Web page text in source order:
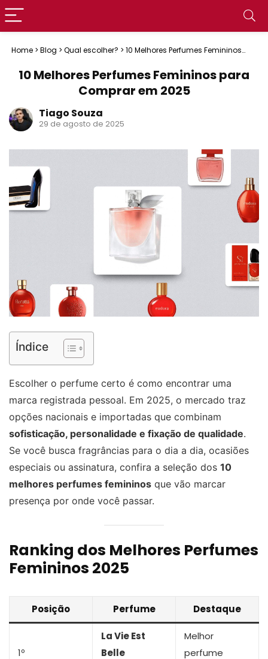
Home > Blog > Qual escolher? > 10 Melhores Perfumes Femininos
10 Melhores Perfumes Femininos para
Comprar em 2025
Tiago Souza
29 de agosto de 2025
Índice
Escolher o perfume certo é como encontrar uma
marca registrada pessoal. Em 2025, o mercado traz
opções nacionais e importadas que combinam
sofisticação, personalidade e fixação de qualidade.
Se você busca fragrâncias para o dia a dia, ocasiões
especiais ou assinatura, confira a seleção dos 10
melhores perfumes femininos que vão marcar
presença por onde você passar.
Ranking dos Melhores Perfumes
Femininos 2025
Posição Perfume Destaque
1º
La Vie Est
Belle
Melhor
perfume